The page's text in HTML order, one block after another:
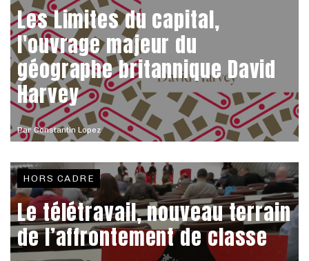
Par Constantin Lopez
Les Limites du capital,
l'ouvrage majeur du
géographe britannique David
Harvey
HORS CADRE
Le télétravail, nouveau terrain
de l’affrontement de classe